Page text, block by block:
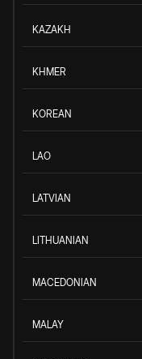
KAZAKH
KHMER
KOREAN
LAO
LATVIAN
LITHUANIAN
MACEDONIAN
MALAY